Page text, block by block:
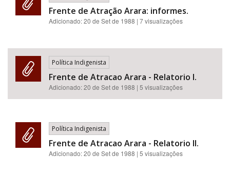
Frente de Atração Arara: informes.
Adicionado:20 de Set de 1988 | 7 visualizações
Política Indigenista
Frente de Atracao Arara - Relatorio I.
Adicionado:20 de Set de 1988 | 5 visualizações
Política Indigenista
Frente de Atracao Arara - Relatorio II.
Adicionado:20 de Set de 1988 | 5 visualizações